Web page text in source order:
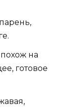
на
готовое